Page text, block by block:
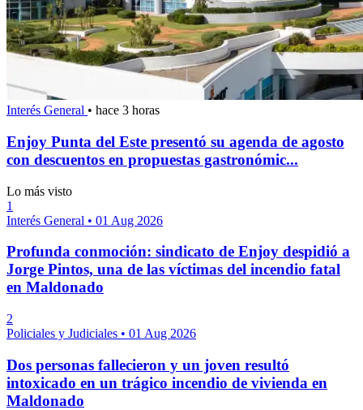
Interés General • hace 3 horas
Enjoy Punta del Este presentó su agenda de agosto
con descuentos en propuestas gastronómic...
Lo más visto
1
Interés General • 01 Aug 2026
Profunda conmoción: sindicato de Enjoy despidió a
Jorge Pintos, una de las víctimas del incendio fatal
en Maldonado
2
Policiales y Judiciales • 01 Aug 2026
Dos personas fallecieron y un joven resultó
intoxicado en un trágico incendio de vivienda en
Maldonado